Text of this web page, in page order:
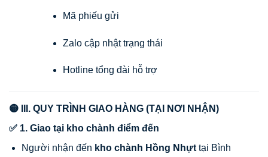
Mã phiếu gửi
Zalo cập nhật trạng thái
Hotline tổng đài hỗ trợ
🟡 III. QUY TRÌNH GIAO HÀNG (TẠI NƠI NHẬN)
✅ 1. Giao tại kho chành điểm đến
Người nhận đến kho chành Hồng Nhựttại Bình